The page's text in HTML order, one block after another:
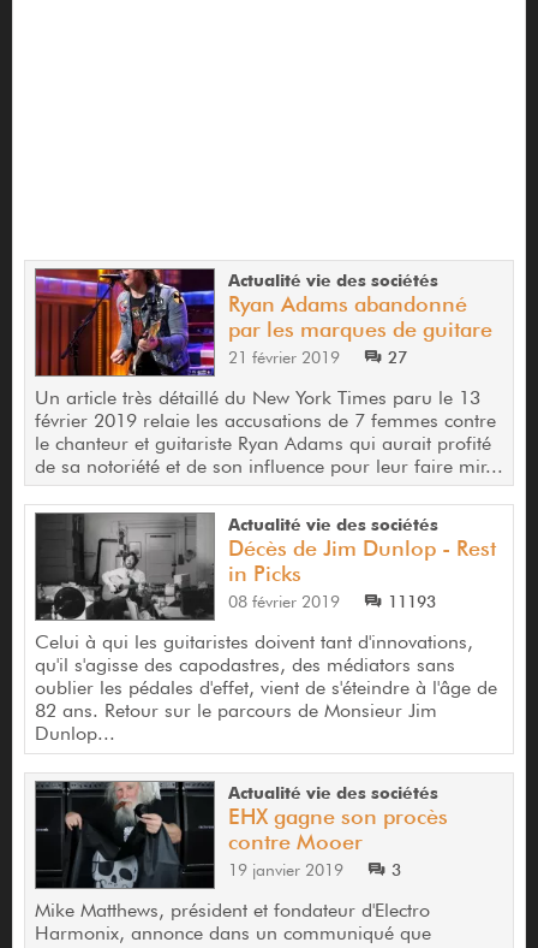
Actualité vie des sociétés
Ryan Adams abandonné
par les marques de guitare
21 février 2019 27
Un article très détaillé du New York Times paru le 13
février 2019 relaie les accusations de 7 femmes contre
le chanteur et guitariste Ryan Adams qui aurait profité
de sa notoriété et de son influence pour leur faire mir...
Actualité vie des sociétés
Décès de Jim Dunlop - Rest
in Picks
08 février 2019 11193
Celui à qui les guitaristes doivent tant d'innovations,
qu'il s'agisse des capodastres, des médiators sans
oublier les pédales d'effet, vient de s'éteindre à l'âge de
82 ans. Retour sur le parcours de Monsieur Jim
Dunlop...
Actualité vie des sociétés
EHX gagne son procès
contre Mooer
19 janvier 2019 3
Mike Matthews, président et fondateur d'Electro
Harmonix, annonce dans un communiqué que